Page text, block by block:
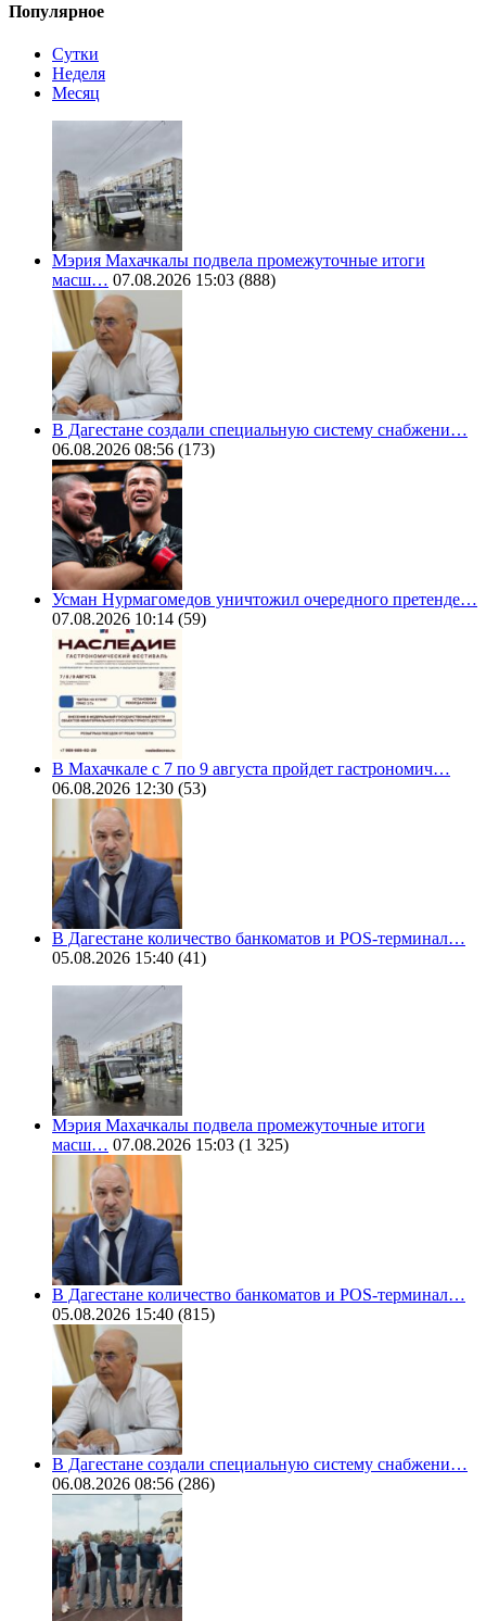
Популярное
Сутки
Неделя
Месяц
Мэрия Махачкалы подвела промежуточные итоги
масш… 07.08.2026 15:03 (888)
В Дагестане создали специальную систему снабжени…
06.08.2026 08:56 (173)
Усман Нурмагомедов уничтожил очередного претенде…
07.08.2026 10:14 (59)
В Махачкале с 7 по 9 августа пройдет гастрономич…
06.08.2026 12:30 (53)
В Дагестане количество банкоматов и POS-терминал…
05.08.2026 15:40 (41)
Мэрия Махачкалы подвела промежуточные итоги
масш… 07.08.2026 15:03 (1 325)
В Дагестане количество банкоматов и POS-терминал…
05.08.2026 15:40 (815)
В Дагестане создали специальную систему снабжени…
06.08.2026 08:56 (286)